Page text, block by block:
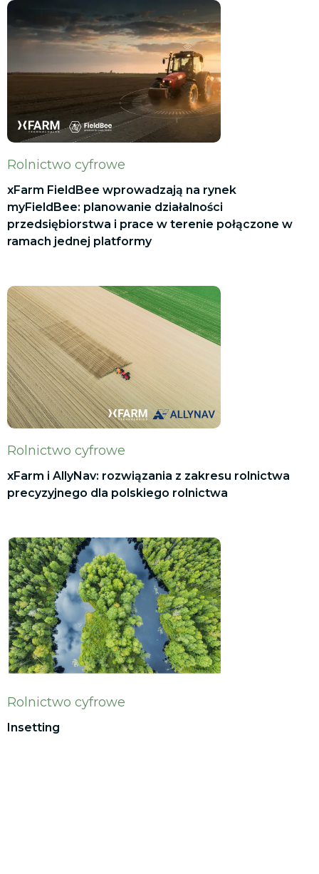
Rolnictwo cyfrowe
xFarm FieldBee wprowadzają na rynek
myFieldBee: planowanie działalności
przedsiębiorstwa i prace w terenie połączone w
ramach jednej platformy
Rolnictwo cyfrowe
xFarm i AllyNav: rozwiązania z zakresu rolnictwa
precyzyjnego dla polskiego rolnictwa
Rolnictwo cyfrowe
Insetting